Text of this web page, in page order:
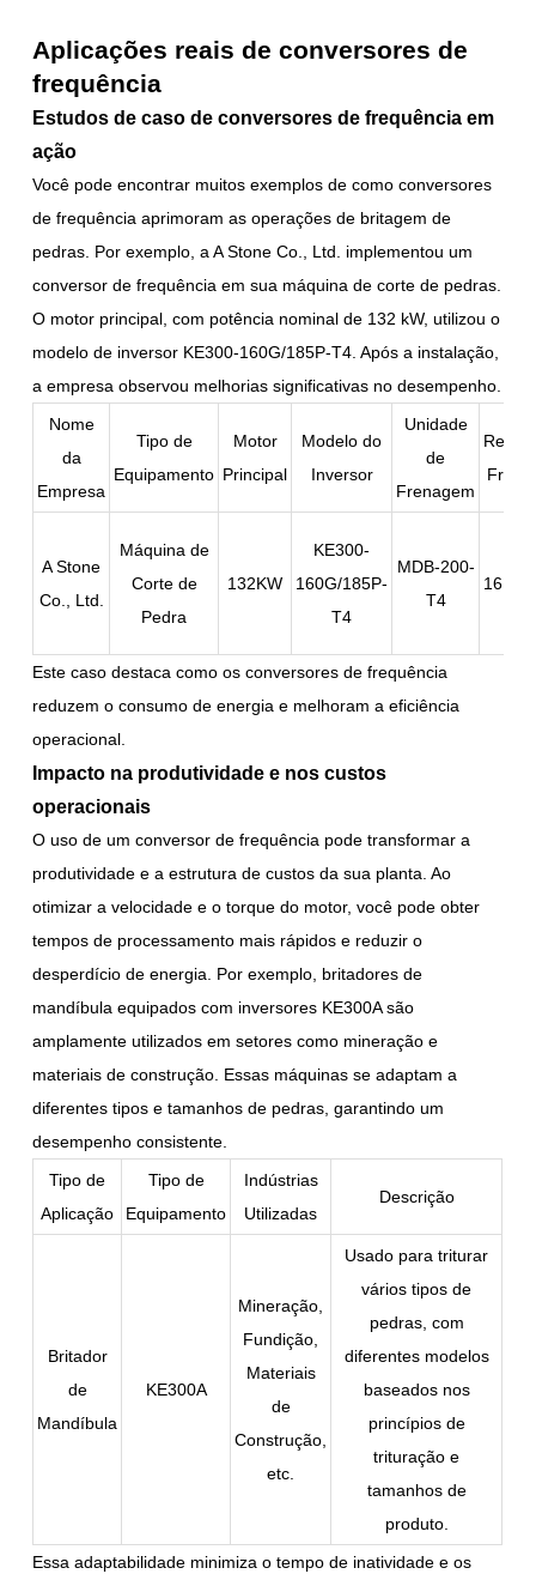
Aplicações reais de conversores de
frequência
Estudos de caso de conversores de frequência em
ação
Você pode encontrar muitos exemplos de como conversores
de frequência aprimoram as operações de britagem de
pedras. Por exemplo, a A Stone Co., Ltd. implementou um
conversor de frequência em sua máquina de corte de pedras.
O motor principal, com potência nominal de 132 kW, utilizou o
modelo de inversor KE300-160G/185P-T4. Após a instalação,
a empresa observou melhorias significativas no desempenho.
Nome
da
Empresa
Tipo de
Equipamento
Motor
Principal
Modelo do
Inversor
Unidade
de
Frenagem
A Stone
Co., Ltd.
Máquina de
Corte de
Pedra
132KW
KE300-
160G/185P-
T4
MDB-200-
T4
Este caso destaca como os conversores de frequência
reduzem o consumo de energia e melhoram a eficiência
operacional.
Impacto na produtividade e nos custos
operacionais
O uso de um conversor de frequência pode transformar a
produtividade e a estrutura de custos da sua planta. Ao
otimizar a velocidade e o torque do motor, você pode obter
tempos de processamento mais rápidos e reduzir o
desperdício de energia. Por exemplo, britadores de
mandíbula equipados com inversores KE300A são
amplamente utilizados em setores como mineração e
materiais de construção. Essas máquinas se adaptam a
diferentes tipos e tamanhos de pedras, garantindo um
desempenho consistente.
Tipo de
Aplicação
Tipo de
Equipamento
Indústrias
Utilizadas
Descrição
Britador
de
Mandíbula
KE300A
Mineração,
Fundição,
Materiais
de
Construção,
etc.
Usado para triturar
vários tipos de
pedras, com
diferentes modelos
baseados nos
princípios de
trituração e
tamanhos de
produto.
Essa adaptabilidade minimiza o tempo de inatividade e os